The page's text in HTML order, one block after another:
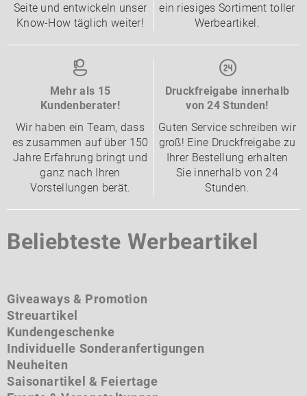
Seite und entwickeln unser
Know-How täglich weiter!
ein riesiges Sortiment toller
Werbeartikel.
Mehr als 15
Kundenberater!
Wir haben ein Team, dass
es zusammen auf über 150
Jahre Erfahrung bringt und
ganz nach Ihren
Vorstellungen berät.
Druckfreigabe innerhalb
von 24 Stunden!
Guten Service schreiben wir
groß! Eine Druckfreigabe zu
Ihrer Bestellung erhalten
Sie innerhalb von 24
Stunden.
Beliebteste Werbeartikel
Giveaways & Promotion
Streuartikel
Kundengeschenke
Individuelle Sonderanfertigungen
Neuheiten
Saisonartikel & Feiertage